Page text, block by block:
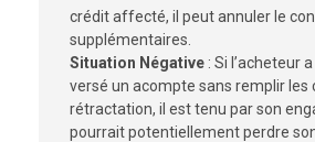
crédit affecté, il peut annuler le
supplémentaires.
Situation Négative : Si l’acheteur
versé un acompte sans remplir les
rétractation, il est tenu par son
pourrait potentiellement perdre